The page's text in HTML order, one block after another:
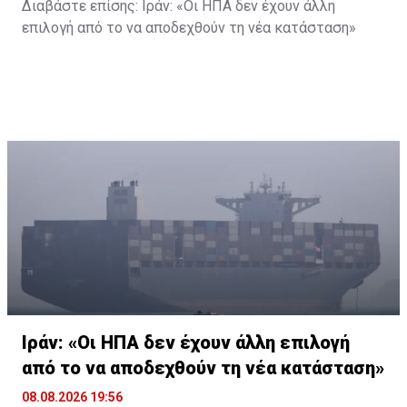
Διαβάστε επίσης: Ιράν: «Οι ΗΠΑ δεν έχουν άλλη
επιλογή από το να αποδεχθούν τη νέα κατάσταση»
Ιράν: «Οι ΗΠΑ δεν έχουν άλλη επιλογή
από το να αποδεχθούν τη νέα κατάσταση»
08.08.2026 19:56